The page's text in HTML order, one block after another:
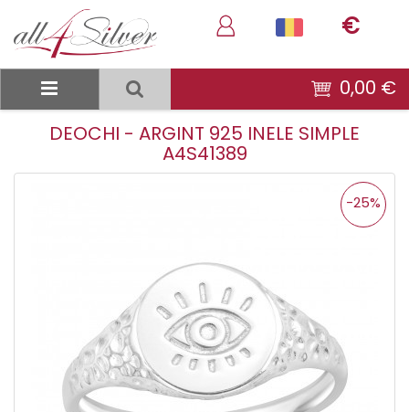
€
0,00 €
DEOCHI - ARGINT 925 INELE SIMPLE
A4S41389
-25%